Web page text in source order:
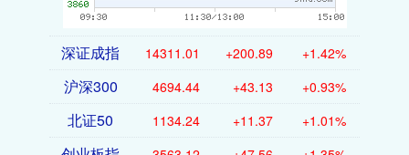
深证成指 14311.01 +200.89 +1.42%
沪深300 4694.44 +43.13 +0.93%
北证50 1134.24 +11.37 +1.01%